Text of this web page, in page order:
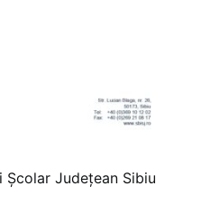
Județean Sibiu